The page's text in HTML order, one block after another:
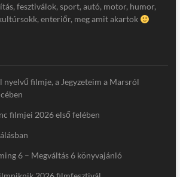
fesztiválok, sport, autó, motor, humor,
enteriőr, meg amit akartok
nyelvű filmje, a Jegyzeteim a Marsról
filmjei 2026 első felében
6 – Megváltás 6 könyvajánló